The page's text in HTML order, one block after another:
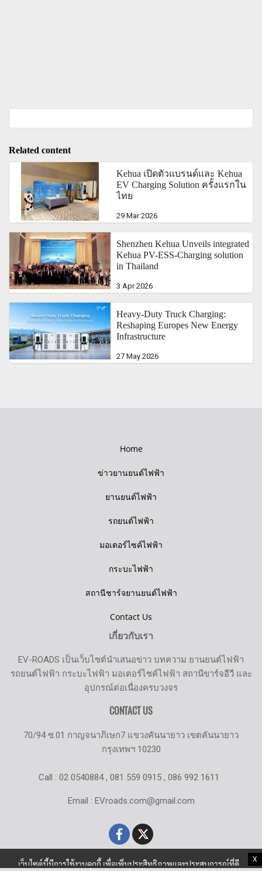
X
Related content
Kehua เปิดตัวแบรนด์และ Kehua
EV Charging Solution ครั้งแรกใน
ไทย
29 Mar 2026
Shenzhen Kehua Unveils integrated
Kehua PV-ESS-Charging solution
in Thailand
3 Apr 2026
Heavy-Duty Truck Charging:
Reshaping Europes New Energy
Infrastructure
27 May 2026
Home
ข่าวยานยนต์ไฟฟ้า
ยานยนต์ไฟฟ้า
รถยนต์ไฟฟ้า
มอเตอร์ไซค์ไฟฟ้า
กระบะไฟฟ้า
สถานีชาร์จยานยนต์ไฟฟ้า
Contact Us
เกี่ยวกับเรา
EV-ROADS เป็นเว็บไซต์นำเสนอข่าว บทความ ยานยนต์ไฟฟ้า
รถยนต์ไฟฟ้า กระบะไฟฟ้า มอเตอร์ไซค์ไฟฟ้า สถานีขาร์จอีวี และ
อุปกรณ์ต่อเนื่องครบวงจร
CONTACT US
70/94 ซ.01 กาญจนาภิเษก7 แขวงคันนายาว เขตคันนายาว
กรุงเทพฯ 10230
Call : 02 0540884 , 081 559 0915 , 086 992 1611
Email : EVroads.com@gmail.com
เว็บไซต์นี้มีการใช้งานคุกกี้ เพื่อเพิ่มประสิทธิภาพและประสบการณ์ที่ดี